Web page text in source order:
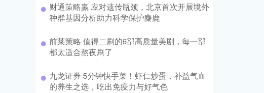
​财通策略嬴 应对遗传瓶颈，北京首次开展境外
种群基因分析助力科学保护麋鹿
​前莱策略 值得二刷的6部高质量美剧，每一部
都太适合熬夜刷了
​九龙证券 5分钟快手菜！虾仁炒蛋，补益气血
的养生之选，吃出免疫力与好气色